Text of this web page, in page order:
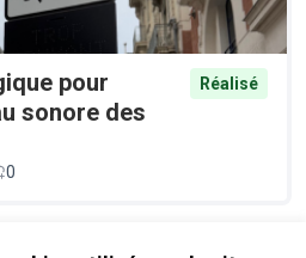
pour
sonore des
Réalisé
0